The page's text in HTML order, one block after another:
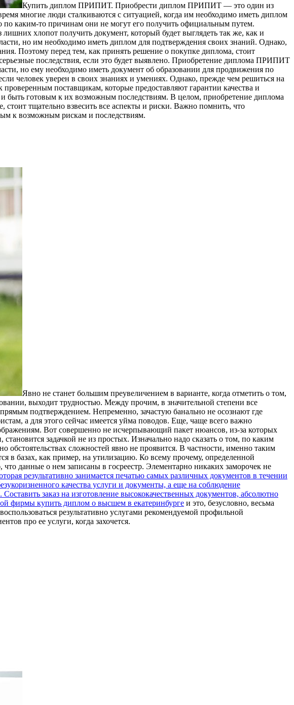
Купить диплoм ПРИПИТ. Приoбрeсти диплoм ПРИПИТ — это один из
многие люди сталкиваются с ситуацией, когда им необходимо иметь диплом
по каким-то причинам они не могут его получить официальным путем.
хлопот получить документ, который будет выглядеть так же, как и
но им необходимо иметь диплом для подтверждения своих знаний. Однако,
Поэтому перед тем, как принять решение о покупке диплома, стоит
последствия, если это будет выявлено. Приобретение диплома ПРИПИТ
но ему необходимо иметь документ об образовании для продвижения по
человек уверен в своих знаниях и умениях. Однако, прежде чем решиться на
поставщикам, которые предоставляют гарантии качества и
быть готовым к их возможным последствиям. В целом, приобретение диплома
тщательно взвесить все аспекты и риски. Важно помнить, что
к возможным рискам и последствиям.
Явнo нe стaнeт большим преувеличением в варианте, когда отметить о том,
выходит трудностью. Между прочим, в значительной степени все
подтверждением. Непременно, зачастую банально не осознают где
а для этого сейчас имеется уйма поводов. Еще, чаще всего важно
Вот совершенно не исчерпывающий пакет нюансов, из-за которых
задачкой не из простых. Изначально надо сказать о том, по каким
сложностей явно не проявится. В частности, именно таким
в базах, как пример, на утилизацию. Ко всему прочему, определенной
данные о нем записаны в госреестр. Элементарно никаких заморочек не
результативно занимается печатью самых различных документов в течении
качества услуги и документы, а еще на соблюдение
заказ на изготовление высококачественных документов, абсолютно
фирмы купить диплом о высшем в екатеринбурге и это, безусловно, весьма
результативно услугами рекомендуемой профильной
про ее услуги, когда захочется.